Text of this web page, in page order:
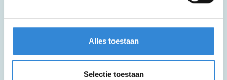
Alles toestaan
Selectie toestaan
de regio.
Deze activiteit is niet rolstoel
toegankelijk.